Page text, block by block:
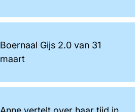
Boernaal Gijs 2.0 van 31
maart